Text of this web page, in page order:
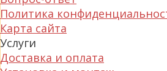
Политика
Карта сайта
Услуги
Доставка и оплата